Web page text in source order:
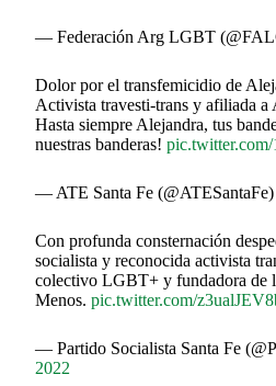
— Federación Arg LGBT
Dolor por el transfemicidio de
Activista travesti-trans y afiliada a
Hasta siempre Alejandra, tus
nuestras banderas!
— ATE Santa Fe (@ATESantaFe)
Con profunda consternación
socialista y reconocida activista
colectivo LGBT+ y fundadora de
Menos.pic.twitter.com/
— Partido Socialista Santa Fe
2022